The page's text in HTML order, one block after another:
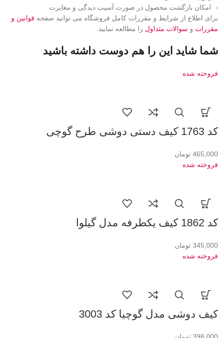
امکان بازگشت محصول در صورت آسیب دیدگی و مغایرت
برای اطلاع از شرایط و مقررات کامل فروشگاه می توانید صفحه قوانین و
مقررات و سوالات متداول را مطالعه نمایید.
شما شاید این را هم دوست داشته باشید
فروخته شده
کد 1763 کیف دستی دوشی طرح گوچی
465,000 تومان
فروخته شده
کد 1862 کیف یکطرفه مدل گیلوا
345,000 تومان
فروخته شده
کیف دوشی مدل گوچیا کد 3003